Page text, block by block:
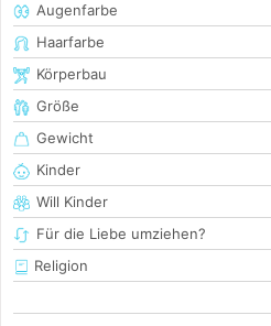
Augenfarbe
Haarfarbe
Körperbau
Größe
Gewicht
Kinder
Will Kinder
Für die Liebe umziehen?
Religion